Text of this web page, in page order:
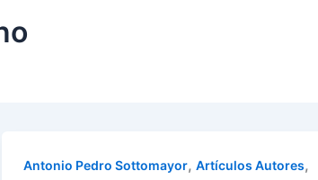
Antonio Pedro Sottomayor, Artículos Autores,